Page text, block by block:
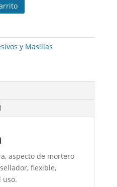
y Masillas
aspecto de mortero
flexible,
uso.